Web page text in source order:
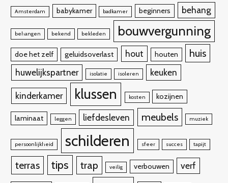
Amsterdam babykamer badkamer beginners behang
behangen bekend bekleden bouwvergunning
doe het zelf geluidsoverlast hout houten huis
huwelijkspartner isolatie isoleren keuken
kinderkamer klussen kosten kozijnen
laminaat leggen liefdesleven meubels muziek
persoonlijkheid schilderen sfeer succes tapijt
terras tips trap veilig verbouwen verf